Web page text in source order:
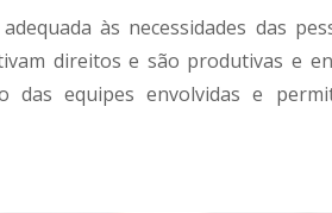
às necessidades das
direitos e são produtivas e
das equipes envolvidas e